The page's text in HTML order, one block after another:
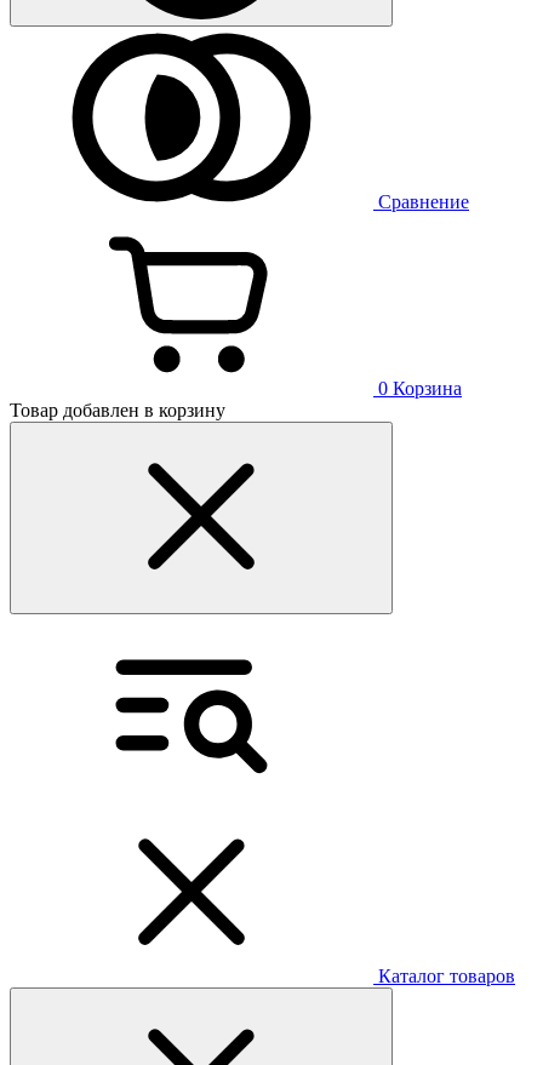
Сравнение
0 Корзина
Товар добавлен в корзину
Каталог товаров